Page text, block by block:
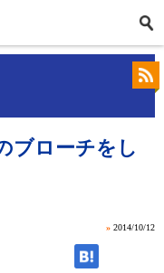
ブローチをし
» 2014/10/12